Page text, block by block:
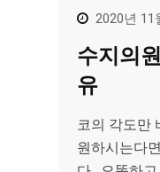
2020년 11
수지의
유
코의 각도만
원하시는다